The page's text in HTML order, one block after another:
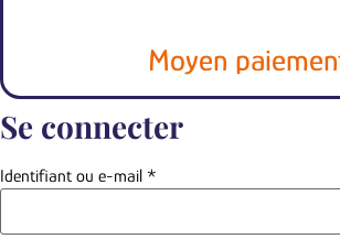
Moyen
Se connecter
Identifiant ou e-mail *